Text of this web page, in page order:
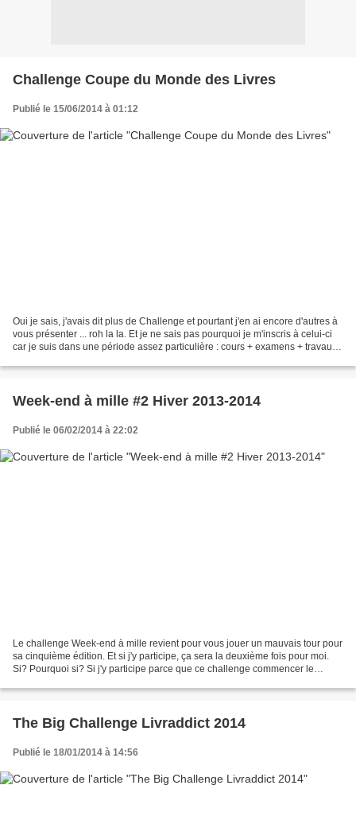
Challenge Coupe du Monde des Livres
Publié le 15/06/2014 à 01:12
Oui je sais, j'avais dit plus de Challenge et pourtant j'en ai encore d'autres à
vous présenter ... roh la la. Et je ne sais pas pourquoi je m'inscris à celui-ci
car je suis dans une période assez particulière : cours + examens + travaux.
Week-end à mille #2 Hiver 2013-2014
Publié le 06/02/2014 à 22:02
Le challenge Week-end à mille revient pour vous jouer un mauvais tour pour
sa cinquième édition. Et si j'y participe, ça sera la deuxième fois pour moi.
Si? Pourquoi si? Si j'y participe parce que ce challenge commencer le
The Big Challenge Livraddict 2014
Publié le 18/01/2014 à 14:56